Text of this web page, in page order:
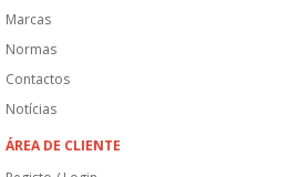
Marcas
Normas
Contactos
Notícias
ÁREA DE CLIENTE